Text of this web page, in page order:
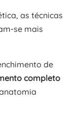
as técnicas
se mais
de
completo